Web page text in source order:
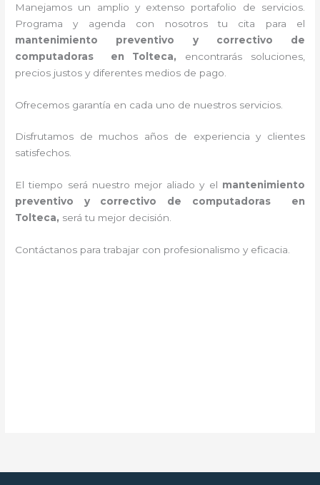
Manejamos un amplio y extenso portafolio de servicios.
Programa y agenda con nosotros tu cita para el
mantenimiento preventivo y correctivo de
computadoras en Tolteca, encontrarás soluciones,
precios justos y diferentes medios de pago.
Ofrecemos garantía en cada uno de nuestros servicios.
Disfrutamos de muchos años de experiencia y clientes
satisfechos.
El tiempo será nuestro mejor aliado y el mantenimiento
preventivo y correctivo de computadoras en
Tolteca, será tu mejor decisión.
Contáctanos para trabajar con profesionalismo y eficacia.